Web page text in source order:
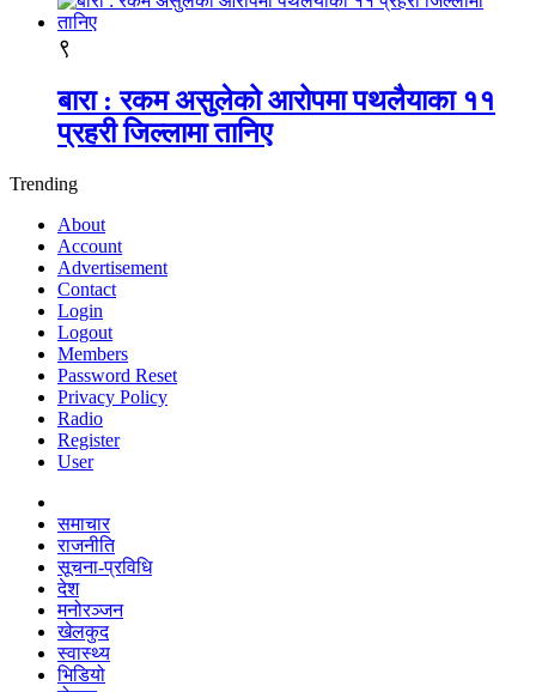
९
बारा : रकम असुलेको आरोपमा पथलैयाका ११
प्रहरी जिल्लामा तानिए
Trending
About
Account
Advertisement
Contact
Login
Logout
Members
Password Reset
Privacy Policy
Radio
Register
User
समाचार
राजनीति
सूचना-प्रविधि
देश
मनोरञ्जन
खेलकुद
स्वास्थ्य
भिडियो